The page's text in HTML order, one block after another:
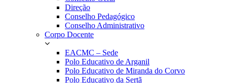
Direção
Conselho Pedagógico
Conselho Administrativo
Corpo Docente
EACMC – Sede
Polo Educativo de Arganil
Polo Educativo de Miranda do Corvo
Polo Educativo da Sertã